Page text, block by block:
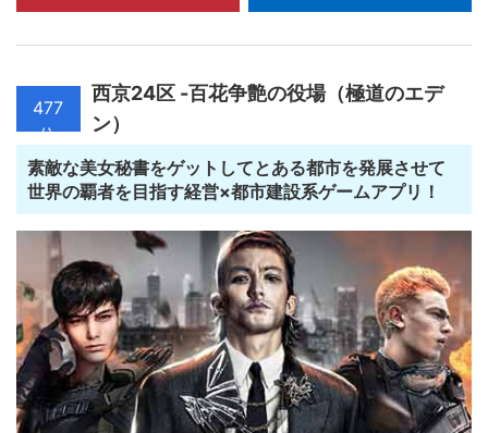
477
位
西京24区 -百花争艶の役場（極道のエデ
ン）
素敵な美女秘書をゲットしてとある都市を発展させて
世界の覇者を目指す経営×都市建設系ゲームアプリ！